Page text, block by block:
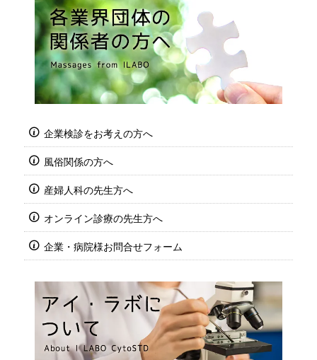
企業検診をお考えの方へ
風俗関係の方へ
産婦人科の先生方へ
オンライン診療の先生方へ
企業・病院様お問合せフォーム